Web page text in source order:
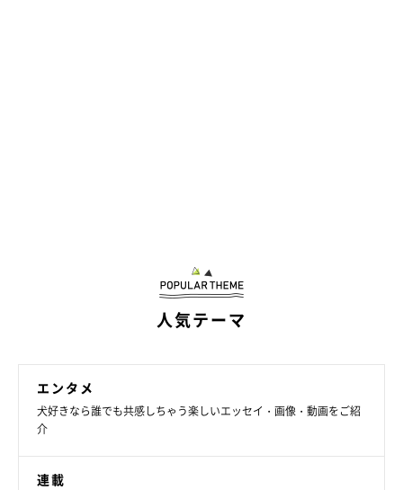
と語る斉藤さんは、６人のお子さんを持つ母としての顔も。
子育てと、しつけインストラクターの仕事、そして動物愛護ボラ
ンティアの活動を両立させるそのパワーは、まさに脅威的です。
そんな斉藤さんを支えるよきパートナーが、土佐のニーナちゃん
６才。
ニーナちゃんは生後45日ごろ、高知県中央小動物管理センターに
人気テーマ
エンタメ
犬好きなら誰でも共感しちゃう楽しいエッセイ・画像・動画をご紹
介
連載